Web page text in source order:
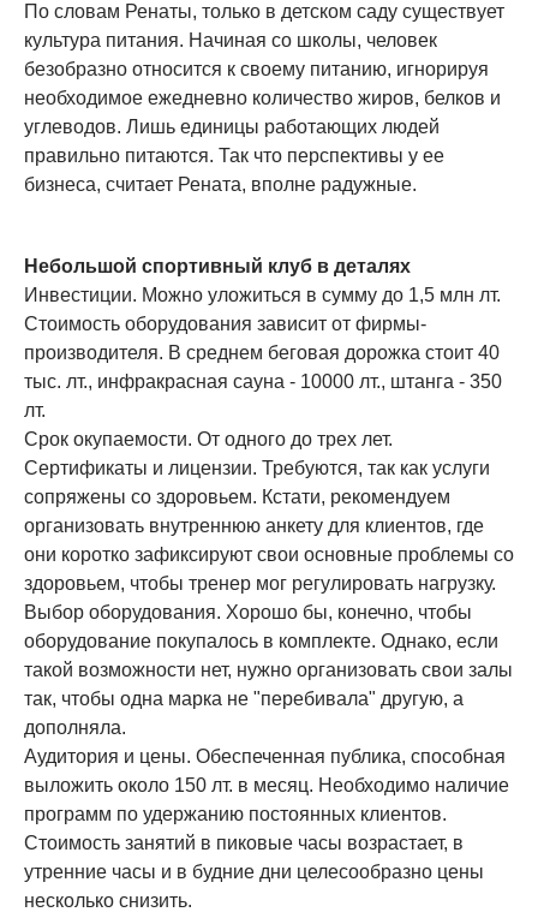
По словам Ренаты, только в детском саду существует
культура питания. Начиная со школы, человек
безобразно относится к своему питанию, игнорируя
необходимое ежедневно количество жиров, белков и
углеводов. Лишь единицы работающих людей
правильно питаются. Так что перспективы у ее
бизнеса, считает Рената, вполне радужные.
Небольшой спортивный клуб в деталях
Инвестиции. Можно уложиться в сумму до 1,5 млн лт.
Стоимость оборудования зависит от фирмы-
производителя. В среднем беговая дорожка стоит 40
тыс. лт., инфракрасная сауна - 10000 лт., штанга - 350
лт.
Срок окупаемости. От одного до трех лет.
Сертификаты и лицензии. Требуются, так как услуги
сопряжены со здоровьем. Кстати, рекомендуем
организовать внутреннюю анкету для клиентов, где
они коротко зафиксируют свои основные проблемы со
здоровьем, чтобы тренер мог регулировать нагрузку.
Выбор оборудования. Хорошо бы, конечно, чтобы
оборудование покупалось в комплекте. Однако, если
такой возможности нет, нужно организовать свои залы
так, чтобы одна марка не "перебивала" другую, а
дополняла.
Аудитория и цены. Обеспеченная публика, способная
выложить около 150 лт. в месяц. Необходимо наличие
программ по удержанию постоянных клиентов.
Стоимость занятий в пиковые часы возрастает, в
утренние часы и в будние дни целесообразно цены
несколько снизить.